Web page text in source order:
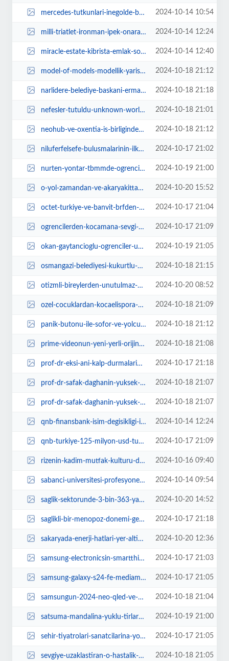
mercedes-tutkunlari-inegolde-bulustu-FkfDYec9.jpg 2024-10-14 10:54
milli-triatlet-ironman-ipek-onaran-turkiyede-ilk-kez-duzenlenecek-olan-l-tape... 2024-10-14 12:24
miracle-estate-kibrista-emlak-sorununu-nft-ile-cozmeyi-hedefleyen-projesinin-... 2024-10-14 12:40
model-of-models-modellik-yarismasi-bursa-elemeleri-basliyor-s36NyPvL.webp 2024-10-18 21:12
narlidere-belediye-baskani-erman-uzun-muhtarlar-gununu-kutladi-OdUHJe47.jpg 2024-10-18 21:18
nefesler-tutuldu-unknown-worlds-subnautica-2yi-duyurdu-yQ3hM9pB.jpg 2024-10-18 21:01
neohub-ve-oxentia-is-birliginde-truk-hizlandirma-programi-ile-surdurulebilirl... 2024-10-18 21:12
niluferfelsefe-bulusmalarinin-ilk-konugu-prof-tasdelen-rG9E659t.jpg 2024-10-17 21:02
nurten-yontar-tbmmde-ogrencilerin-universiteye-kayit-yaptirmadigini-dile-geti... 2024-10-19 21:00
o-yol-zamandan-ve-akaryakittan-tasarruf-saglayacak-vSFZgT9W.webp 2024-10-20 15:52
octet-turkiye-ve-banvit-brfden-stratejik-is-birligi-eHLUQ8VJ.jpg 2024-10-17 21:04
ogrencilerden-kocamana-sevgi-seli-2l76JTZd.jpg 2024-10-17 21:09
okan-gaytancioglu-ogrenciler-universitelerini-birakiyor-lh4rWYpP.webp 2024-10-19 21:05
osmangazi-belediyesi-kukurtlu-caddesindeki-yipranan-trafik-levhalari-ve-uyari... 2024-10-18 21:15
otizmli-bireylerden-unutulmaz-konser-jnkr6s3a.webp 2024-10-20 08:52
ozel-cocuklardan-kocaelispora-ozel-ziyaret-x287aV3F.jpg 2024-10-18 21:09
panik-butonu-ile-sofor-ve-yolcu-guvenligi-artiyor-uNrG8KEc.jpg 2024-10-18 21:12
prime-videonun-yeni-yerli-orijinal-filmi-mavi-magaranin-galasi-gerceklesti-rt... 2024-10-18 21:08
prof-dr-eksi-ani-kalp-durmalarinda-ilk-5-dakika-cok-onemli-xIQbi7JM.jpg 2024-10-17 21:18
prof-dr-safak-daghanin-yuksek-lisans-ogrencisi-ile-birlikte-gelistirdigi-bulu... 2024-10-18 21:07
prof-dr-safak-daghanin-yuksek-lisans-ogrencisi-ile-birlikte-gelistirdigi-bulu... 2024-10-18 21:07
qnb-finansbank-isim-degisikligi-ile-qnb-oldu-RXDJqnuS.jpg 2024-10-14 12:24
qnb-turkiye-125-milyon-usd-tutarinda-yesil-ve-mavi-tahvil-ihraciyla-turkiyeni... 2024-10-17 21:09
rizenin-kadim-mutfak-kulturu-dunya-gastronomi-sahnesine-cikti-4-rize-gastrono... 2024-10-16 09:40
sabanci-universitesi-profesyonel-yuksek-lisans-programi-2024-mezunlarini-verd... 2024-10-14 09:54
saglik-sektorunde-3-bin-363-yatirima-tesvik-ObnbN4Dt.webp 2024-10-20 14:52
saglikli-bir-menopoz-donemi-gecirmek-mumkun-hKe7ZrOR.jpg 2024-10-17 21:18
sakaryada-enerji-hatlari-yer-altina-aliniyor-trafige-dikkat-8iMyiUbA.webp 2024-10-20 12:36
samsung-electronicsin-smartthings-platformu-iso-27001-sertifikasi-aldi-C8TkhW... 2024-10-17 21:03
samsung-galaxy-s24-fe-mediamarkt-magazalarinda-Fz4LdrCs.jpg 2024-10-17 21:05
samsungun-2024-neo-qled-ve-qled-tvleri-sektordeki-ilk-vde-goruntu-kalitesi-do... 2024-10-18 21:04
satsuma-mandalina-yuklu-tirlar-ihracata-yolcu-edildi-xrVKOjBp.jpg 2024-10-19 21:00
sehir-tiyatrolari-sanatcilarina-yonelik-atolye-duzenlendi-cjH4Xzy9.jpg 2024-10-17 21:05
sevgiye-uzaklastiran-o-hastalik-depersonalizasyon-bozuklugu-e8T8rLpM.jpg 2024-10-18 21:05